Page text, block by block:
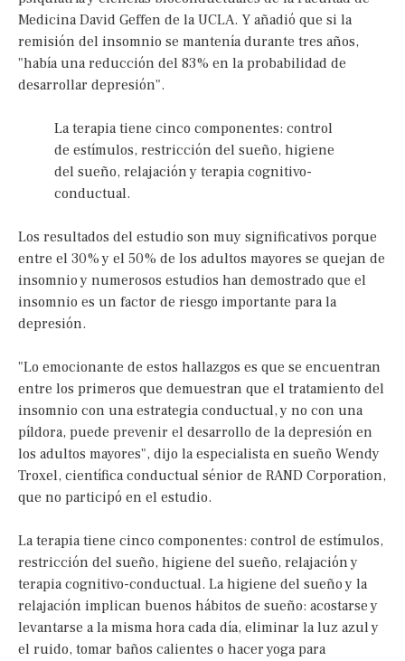
Medicina David Geffen de la UCLA. Y añadió que si la
remisión del insomnio se mantenía durante tres años,
"había una reducción del 83% en la probabilidad de
desarrollar depresión".
La terapia tiene cinco componentes: control
de estímulos, restricción del sueño, higiene
del sueño, relajación y terapia cognitivo-
conductual.
Los resultados del estudio son muy significativos porque
entre el 30% y el 50% de los adultos mayores se quejan de
insomnio y numerosos estudios han demostrado que el
insomnio es un factor de riesgo importante para la
depresión.
"Lo emocionante de estos hallazgos es que se encuentran
entre los primeros que demuestran que el tratamiento del
insomnio con una estrategia conductual, y no con una
píldora, puede prevenir el desarrollo de la depresión en
los adultos mayores", dijo la especialista en sueño Wendy
Troxel, científica conductual sénior de RAND Corporation,
que no participó en el estudio.
La terapia tiene cinco componentes: control de estímulos,
restricción del sueño, higiene del sueño, relajación y
terapia cognitivo-conductual. La higiene del sueño y la
relajación implican buenos hábitos de sueño: acostarse y
levantarse a la misma hora cada día, eliminar la luz azul y
el ruido, tomar baños calientes o hacer yoga para